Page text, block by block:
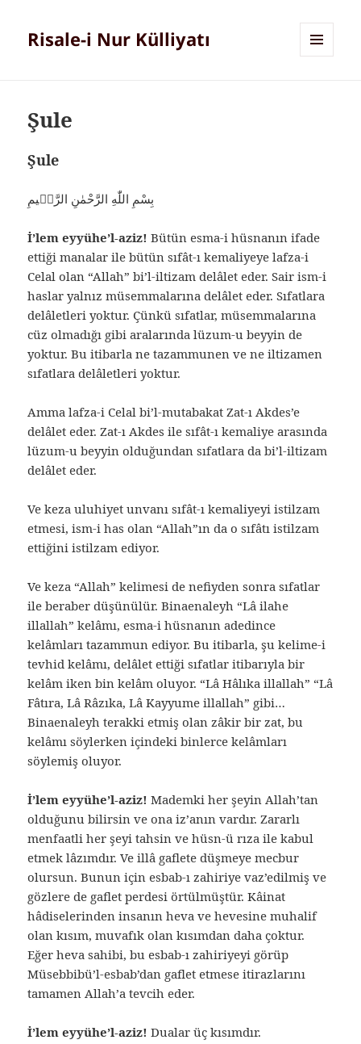
Risale-i Nur Külliyatı
Şule
Şule
بِسْمِ اللّٰهِ الرَّحْمٰنِ الرَّحٖيمِ
İ’lem eyyühe’l-aziz! Bütün esma-i hüsnanın ifade
ettiği manalar ile bütün sıfât-ı kemaliyeye lafza-i
Celal olan “Allah” bi’l-iltizam delâlet eder. Sair ism-i
haslar yalnız müsemmalarına delâlet eder. Sıfatlara
delâletleri yoktur. Çünkü sıfatlar, müsemmalarına
cüz olmadığı gibi aralarında lüzum-u beyyin de
yoktur. Bu itibarla ne tazammunen ve ne iltizamen
sıfatlara delâletleri yoktur.
Amma lafza-i Celal bi’l-mutabakat Zat-ı Akdes’e
delâlet eder. Zat-ı Akdes ile sıfât-ı kemaliye arasında
lüzum-u beyyin olduğundan sıfatlara da bi’l-iltizam
delâlet eder.
Ve keza uluhiyet unvanı sıfât-ı kemaliyeyi istilzam
etmesi, ism-i has olan “Allah”ın da o sıfâtı istilzam
ettiğini istilzam ediyor.
Ve keza “Allah” kelimesi de nefiyden sonra sıfatlar
ile beraber düşünülür. Binaenaleyh “Lâ ilahe
illallah” kelâmı, esma-i hüsnanın adedince
kelâmları tazammun ediyor. Bu itibarla, şu kelime-i
tevhid kelâmı, delâlet ettiği sıfatlar itibarıyla bir
kelâm iken bin kelâm oluyor. “Lâ Hâlıka illallah” “Lâ
Fâtıra, Lâ Râzıka, Lâ Kayyume illallah” gibi…
Binaenaleyh terakki etmiş olan zâkir bir zat, bu
kelâmı söylerken içindeki binlerce kelâmları
söylemiş oluyor.
İ’lem eyyühe’l-aziz! Mademki her şeyin Allah’tan
olduğunu bilirsin ve ona iz’anın vardır. Zararlı
menfaatli her şeyi tahsin ve hüsn-ü rıza ile kabul
etmek lâzımdır. Ve illâ gaflete düşmeye mecbur
olursun. Bunun için esbab-ı zahiriye vaz’edilmiş ve
gözlere de gaflet perdesi örtülmüştür. Kâinat
hâdiselerinden insanın heva ve hevesine muhalif
olan kısım, muvafık olan kısımdan daha çoktur.
Eğer heva sahibi, bu esbab-ı zahiriyeyi görüp
Müsebbibü’l-esbab’dan gaflet etmese itirazlarını
tamamen Allah’a tevcih eder.
İ’lem eyyühe’l-aziz! Dualar üç kısımdır.